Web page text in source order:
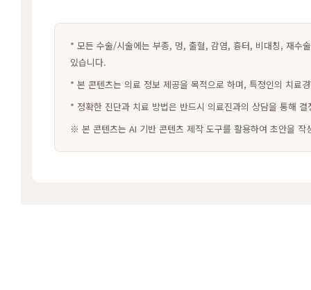
* 모든 수술/시술에는 부종, 멍, 출혈, 감염, 흉터, 비대칭, 재수
있습니다.
* 본 콘텐츠는 의료 정보 제공을 목적으로 하며, 특정인의 치료
* 정확한 진단과 치료 방법은 반드시 의료진과의 상담을 통해 결
※ 본 콘텐츠는 AI 기반 콘텐츠 제작 도구를 활용하여 초안을 작